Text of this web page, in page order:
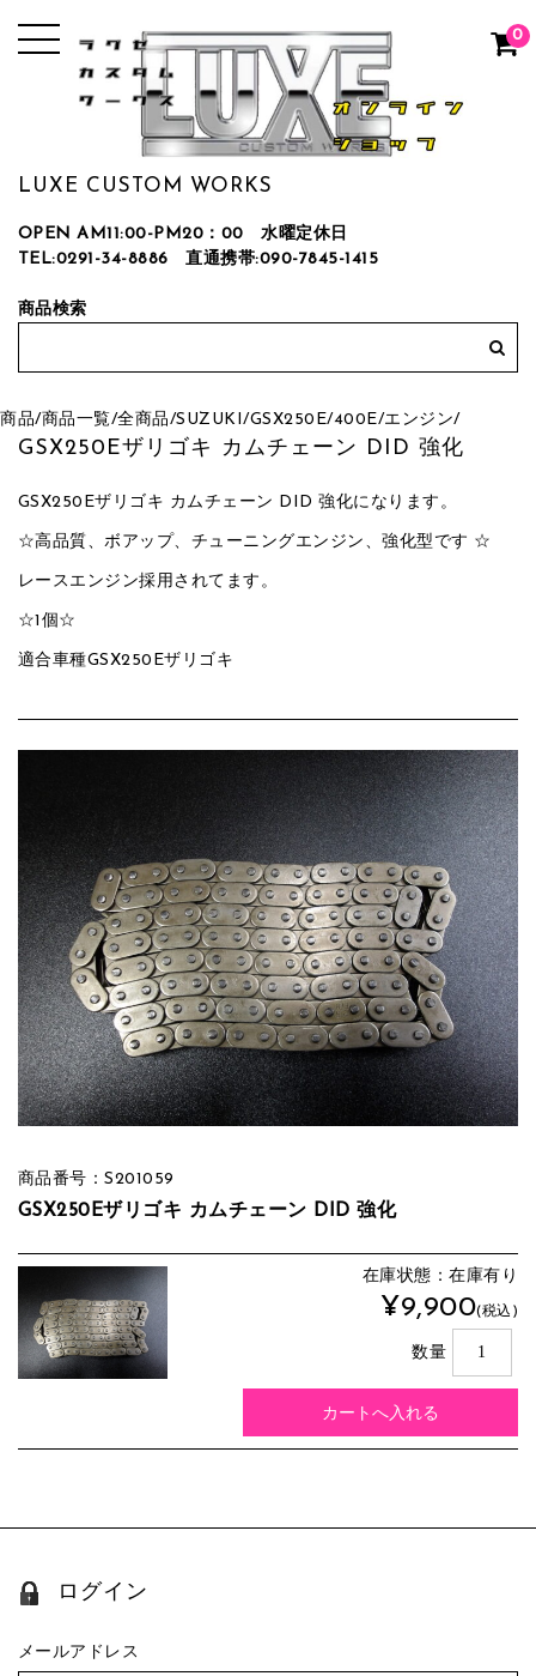
LUXE CUSTOM WORKS
OPEN AM11:00-PM20：00 水曜定休日
TEL:0291-34-8886
直通携帯:090-7845-1415
商品検索
0
商品/商品一覧/全商品/SUZUKI/GSX250E/400E/エンジン/
GSX250Eザリゴキ カムチェーン DID 強化
GSX250Eザリゴキ カムチェーン DID 強化になります。
☆高品質、ボアップ、チューニングエンジン、強化型です ☆
レースエンジン採用されてます。
☆1個☆
適合車種GSX250Eザリゴキ
商品番号：S201059
GSX250Eザリゴキ カムチェーン DID 強化
在庫状態：在庫有り
¥9,900(税込)
数量
ログイン
メールアドレス